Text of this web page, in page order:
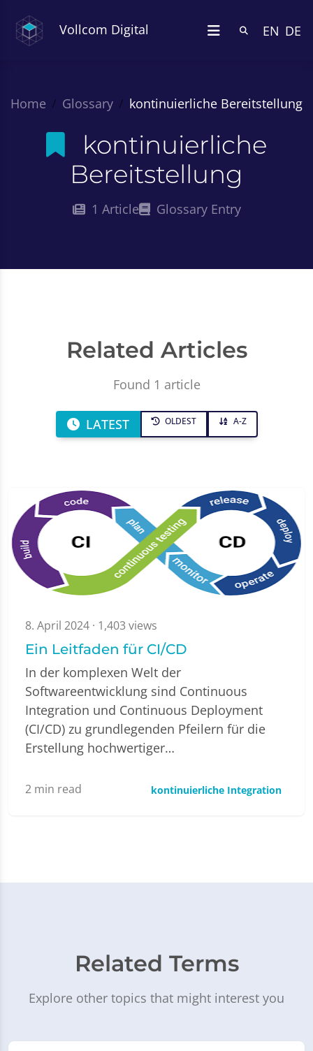
Vollcom Digital EN DE
Home Glossary kontinuierliche Bereitstellung
kontinuierliche
Bereitstellung
1 Article Glossary Entry
Related Articles
Found 1 article
LATEST OLDEST A-Z
8. April 2024 · 1,403 views
Ein Leitfaden für CI/CD
In der komplexen Welt der
Softwareentwicklung sind Continuous
Integration und Continuous Deployment
(CI/CD) zu grundlegenden Pfeilern für die
Erstellung hochwertiger…
2 min read kontinuierliche Integration
Related Terms
Explore other topics that might interest you